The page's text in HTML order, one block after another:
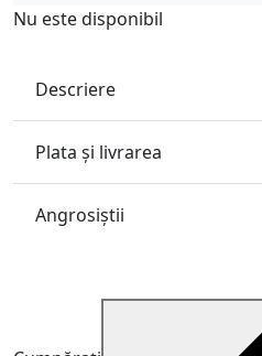
Nu este disponibil
Descriere
Plata și livrarea
Angrosiştii